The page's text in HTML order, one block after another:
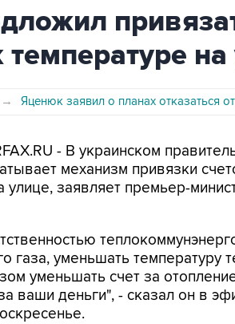
температуре
→ Яценюк заявил о планах отказаться
- В украинском
механизм привязки
улице, заявляет премьер-
газа, уменьшать температуру
уменьшать счет за
ваши деньги", - сказал он в